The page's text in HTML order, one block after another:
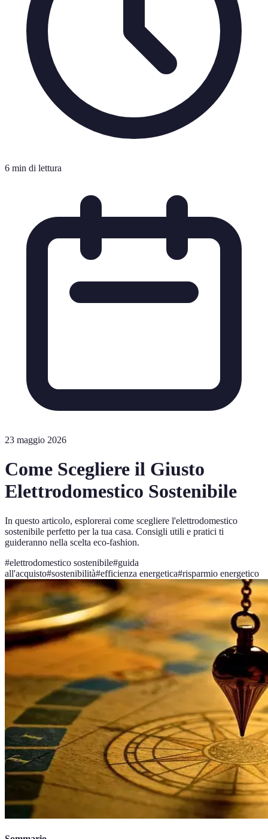
6 min di lettura
23 maggio 2026
Come Scegliere il Giusto
Elettrodomestico Sostenibile
In questo articolo, esplorerai come scegliere l'elettrodomestico
sostenibile perfetto per la tua casa. Consigli utili e pratici ti
guideranno nella scelta eco-fashion.
#elettrodomestico sostenibile#guida
all'acquisto#sostenibilità#efficienza energetica#risparmio energetico